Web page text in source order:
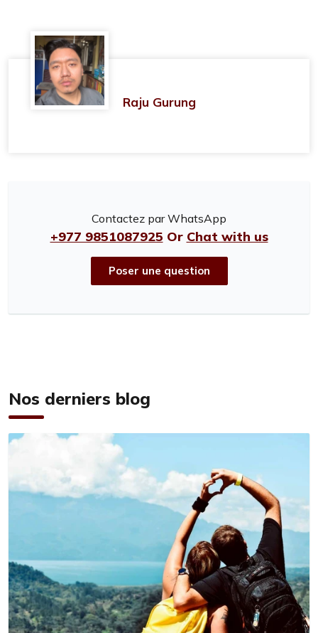
Raju Gurung
Contactez par WhatsApp
+977 9851087925 Or Chat with us
Poser une question
Nos derniers blog